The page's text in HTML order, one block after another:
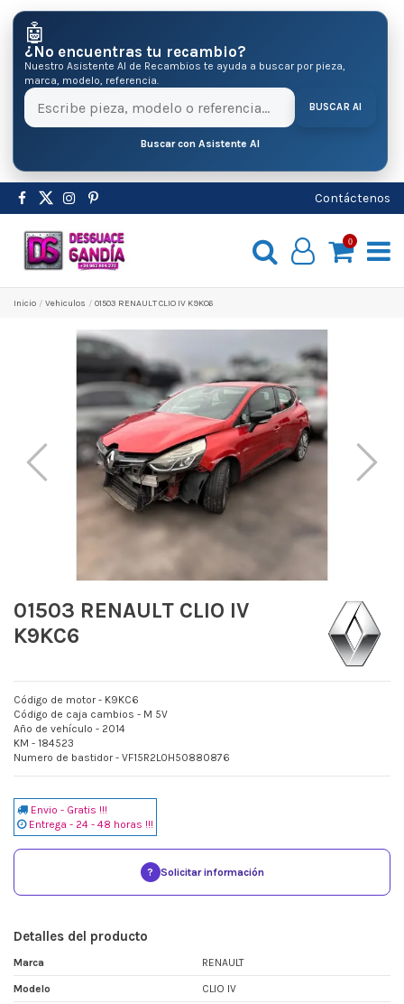
🤖
¿No encuentras tu recambio?
Nuestro Asistente AI de Recambios te ayuda a buscar por pieza,
marca, modelo, referencia.
BUSCAR AI
Buscar con Asistente AI
Contáctenos
0
Inicio Vehiculos 01503 RENAULT CLIO IV K9KC6
01503 RENAULT CLIO IV
K9KC6
Código de motor - K9KC6
Código de caja cambios - M 5V
Año de vehículo - 2014
KM - 184523
Numero de bastidor - VF15R2L0H50880876
Envio - Gratis !!!
Entrega - 24 - 48 horas !!!
? Solicitar información
Detalles del producto
Marca RENAULT
Modelo CLIO IV